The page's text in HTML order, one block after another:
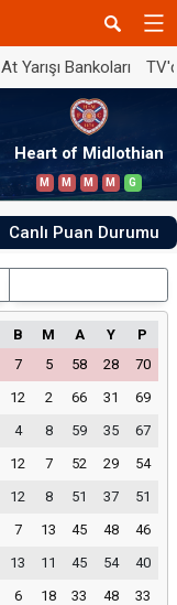
At Yarışı Bankoları
Heart of Midlothian
M M M M G
Canlı Puan Durumu
B M A Y
P
7 5 58 28
70
12 2 66 31
69
4 8 59 35
67
12 7 52 29
54
12 8 51 37
51
7 13 45 48
46
13 11 45 54
40
6 18 33 48
33